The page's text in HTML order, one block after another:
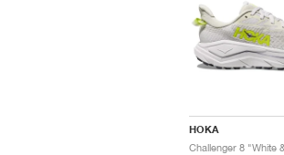
HOKA
Challenger 8 "White